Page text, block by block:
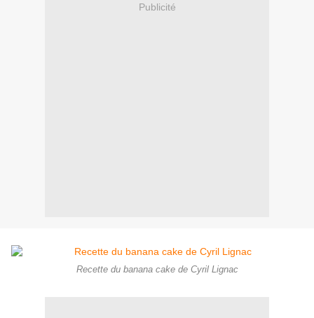
Publicité
Recette du banana cake de Cyril Lignac